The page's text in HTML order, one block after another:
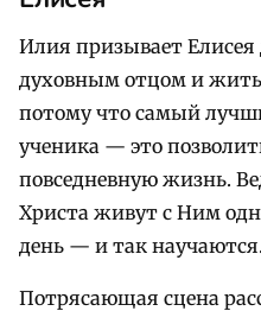
Илия призывает Елисея
духовным отцом и
потому что самый
ученика — это
повседневную жизнь.
Христа живут с Ним
день — и так научаются.
Потрясающая сцена